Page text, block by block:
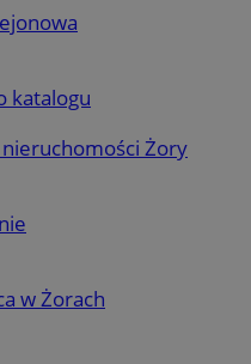
katalogu
nieruchomości Żory
w Żorach